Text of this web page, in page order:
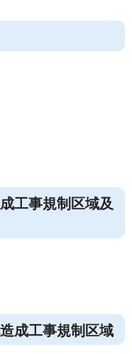
工事規制区域及
成工事規制区域